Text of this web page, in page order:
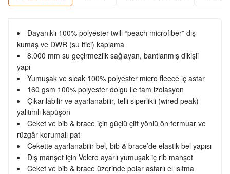
Dayanıklı 100% polyester twill “peach microfiber” dış
kumaş ve DWR (su itici) kaplama
8.000 mm su geçirmezlik sağlayan, bantlanmış dikişli
yapı
Yumuşak ve sıcak 100% polyester micro fleece iç astar
160 gsm 100% polyester dolgu ile tam izolasyon
Çıkarılabilir ve ayarlanabilir, telli siperlikli (wired peak)
yalıtımlı kapüşon
Ceket ve bib & brace için güçlü çift yönlü ön fermuar ve
rüzgâr korumalı pat
Cekette ayarlanabilir bel, bib & brace’de elastik bel yapısı
Dış manşet için Velcro ayarlı yumuşak iç rib manşet
Ceket ve bib & brace üzerinde polar astarlı el ısıtma